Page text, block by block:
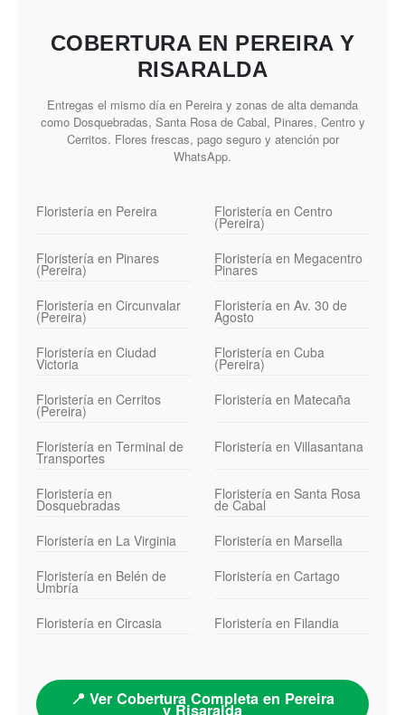
COBERTURA EN PEREIRA Y
RISARALDA
Entregas el mismo día en Pereira y zonas de alta demanda
como Dosquebradas, Santa Rosa de Cabal, Pinares, Centro y
Cerritos. Flores frescas, pago seguro y atención por
WhatsApp.
Floristería en Pereira Floristería en Centro
(Pereira)
Floristería en Pinares
(Pereira)
Floristería en Megacentro
Pinares
Floristería en Circunvalar
(Pereira)
Floristería en Av. 30 de
Agosto
Floristería en Ciudad
Victoria
Floristería en Cuba
(Pereira)
Floristería en Cerritos
(Pereira)
Floristería en Matecaña
Floristería en Terminal de
Transportes
Floristería en Villasantana
Floristería en
Dosquebradas
Floristería en Santa Rosa
de Cabal
Floristería en La Virginia
Floristería en Marsella
Floristería en Belén de
Umbría
Floristería en Cartago
Floristería en Circasia Floristería en Filandia
📍 Ver Cobertura Completa en Pereira
y Risaralda